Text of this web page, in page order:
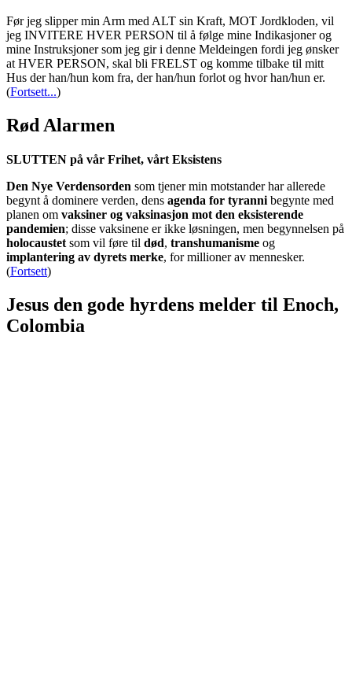
Før jeg slipper min Arm med ALT sin Kraft, MOT Jordkloden, vil
jeg INVITERE HVER PERSON til å følge mine Indikasjoner og
mine Instruksjoner som jeg gir i denne Meldeingen fordi jeg ønsker
at HVER PERSON, skal bli FRELST og komme tilbake til mitt
Hus der han/hun kom fra, der han/hun forlot og hvor han/hun er.
(Fortsett...)
Rød Alarmen
SLUTTEN på vår Frihet, vårt Eksistens
Den Nye Verdensorden som tjener min motstander har allerede
begynt å dominere verden, dens agenda for tyranni begynte med
planen om vaksiner og vaksinasjon mot den eksisterende
pandemien; disse vaksinene er ikke løsningen, men begynnelsen på
holocaustet som vil føre til død, transhumanisme og
implantering av dyrets merke, for millioner av mennesker.
(Fortsett)
Jesus den gode hyrdens melder til Enoch,
Colombia